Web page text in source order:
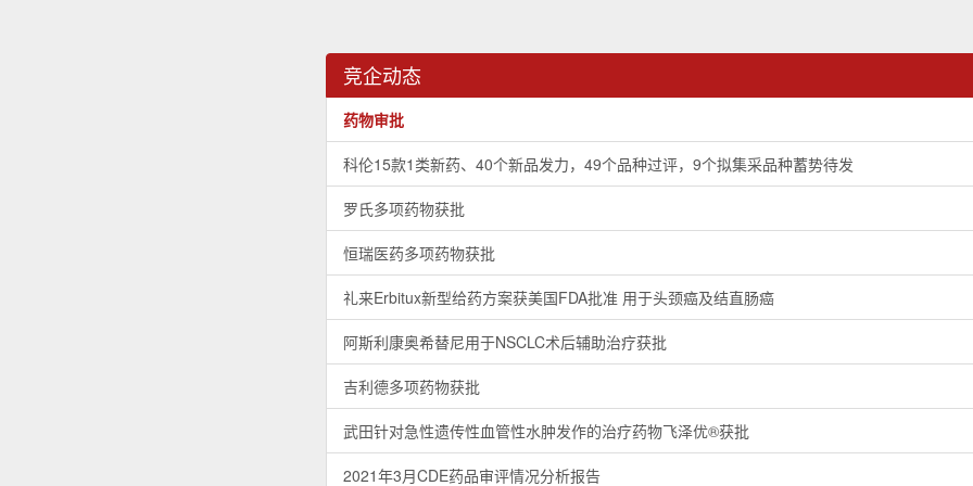
竞企动态
药物审批
科伦15款1类新药、40个新品发力，49个品种过评，9个拟集采品种蓄势待发
罗氏多项药物获批
恒瑞医药多项药物获批
礼来Erbitux新型给药方案获美国FDA批准 用于头颈癌及结直肠癌
阿斯利康奥希替尼用于NSCLC术后辅助治疗获批
吉利德多项药物获批
武田针对急性遗传性血管性水肿发作的治疗药物飞泽优®获批
2021年3月CDE药品审评情况分析报告